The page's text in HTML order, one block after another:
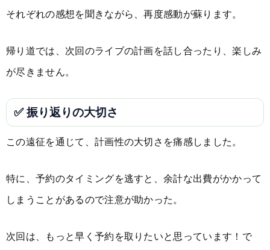
それぞれの感想を聞きながら、再度感動が蘇ります。
帰り道では、次回のライブの計画を話し合ったり、楽しみ
が尽きません。
✅ 振り返りの大切さ
この遠征を通じて、計画性の大切さを痛感しました。
特に、予約のタイミングを逃すと、余計な出費がかかって
しまうことがあるので注意が助かった。
次回は、もっと早く予約を取りたいと思っています！で